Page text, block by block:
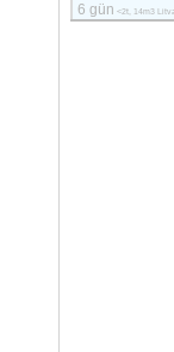
6 gün <2t, 14m3